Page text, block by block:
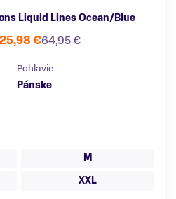
Liquid Lines Ocean/Blue
64,95 €
25,98 €
Pohlavie
Pánske
M
XXL